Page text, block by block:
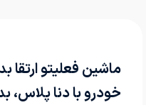
ماشین فعلیتو ارتقا
خودرو با دنا پلاس،